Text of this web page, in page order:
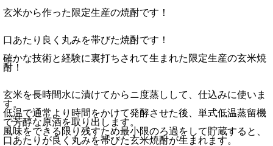
玄米から作った限定生産の焼酎です！
口あたり良く丸みを帯びた焼酎です！
確かな技術と経験に裏打ちされて生まれた限定生産の玄米焼
酎！
玄米を長時間水に漬けてからニ度蒸しして、仕込みに使いま
す。
低温で通常より時間をかけて発酵させた後、単式低温蒸留機
で芳醇な原酒を取り出します。
風味をできる限り残すため最小限のろ過をして貯蔵すると、
口あたりが良く丸みを帯びた玄米焼酎が生まれます。